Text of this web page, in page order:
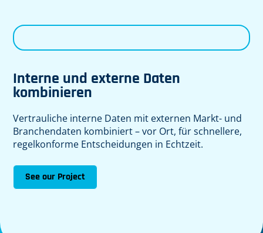
Interne und externe Daten
kombinieren
Vertrauliche interne Daten mit externen Markt- und
Branchendaten kombiniert – vor Ort, für schnellere,
regelkonforme Entscheidungen in Echtzeit.
See our Project